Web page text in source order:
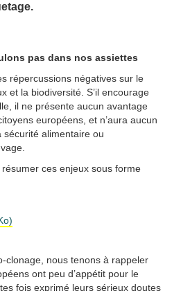
pas dans nos assiettes
répercussions négatives sur le
et la biodiversité. S’il encourage
il ne présente aucun avantage
européens, et n’aura aucun
alimentaire ou
ces enjeux sous forme
clonage, nous tenons à rappeler
ont peu d’appétit pour le
fois exprimé leurs sérieux doutes